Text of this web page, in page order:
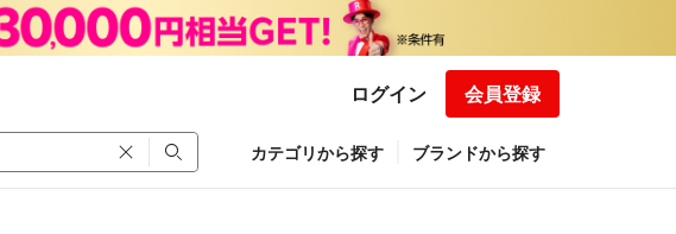
ログイン 会員登録
カテゴリから探す ブランドから探す